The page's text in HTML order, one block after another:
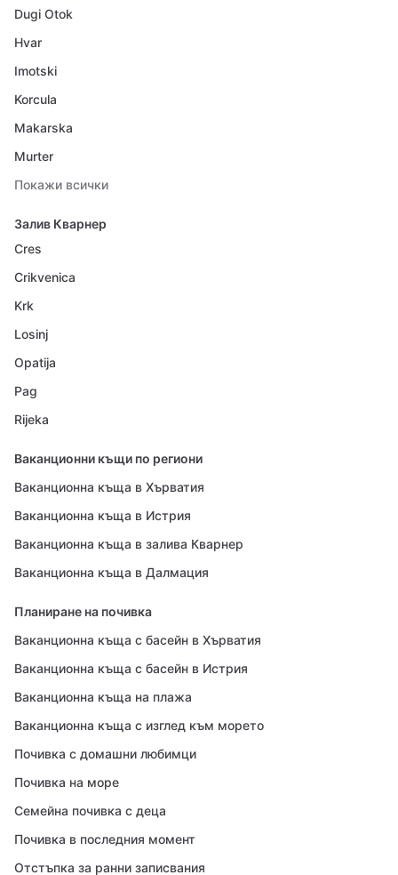
Dugi Otok
Hvar
Imotski
Korcula
Makarska
Murter
Покажи всички
Залив Кварнер
Cres
Crikvenica
Krk
Losinj
Opatija
Pag
Rijeka
Ваканционни къщи по региони
Ваканционна къща в Хърватия
Ваканционна къща в Истрия
Ваканционна къща в залива Кварнер
Ваканционна къща в Далмация
Планиране на почивка
Ваканционна къща с басейн в Хърватия
Ваканционна къща с басейн в Истрия
Ваканционна къща на плажа
Ваканционна къща с изглед към морето
Почивка с домашни любимци
Почивка на море
Семейна почивка с деца
Почивка в последния момент
Отстъпка за ранни записвания